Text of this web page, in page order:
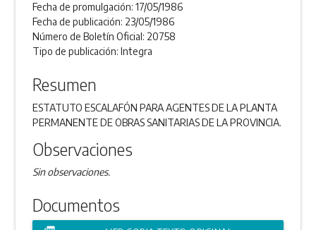
Fecha de promulgación:17/05/1986
Fecha de publicación: 23/05/1986
Número de Boletín Oficial: 20758
Tipo de publicación:Integra
Resumen
ESTATUTO ESCALAFÓN PARA AGENTES DE LA PLANTA
PERMANENTE DE OBRAS SANITARIAS DE LA PROVINCIA.
Observaciones
Sin observaciones.
Documentos